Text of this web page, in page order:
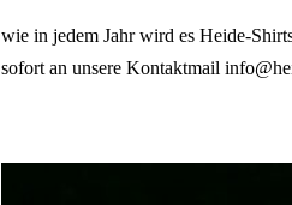
wie in jedem Jahr wird es Heide-
sofort an unsere Kontaktmail